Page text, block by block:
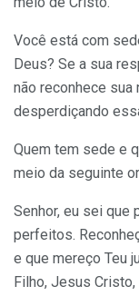
Você está com
Deus? Se a sua
não reconhece
desperdiçando
Quem tem sede e
meio da seguinte
Senhor, eu sei que
perfeitos.
e que mereço Teu
Filho, Jesus